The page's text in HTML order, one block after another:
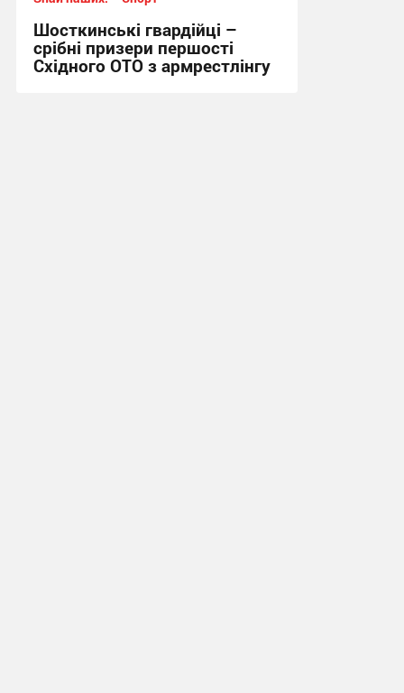
Шосткинські гвардійці –
срібні призери першості
Східного ОТО з армрестлінгу